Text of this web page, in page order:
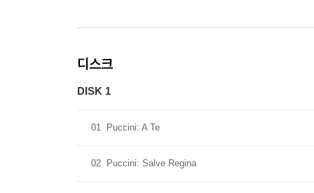
디스크
DISK 1
01 Puccini: A Te
02 Puccini: Salve Regina